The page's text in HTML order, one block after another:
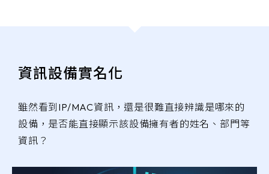
資訊設備實名化
雖然看到IP/MAC資訊，還是很難直接辨識是哪來的
設備，是否能直接顯示該設備擁有者的姓名、部門等
資訊？